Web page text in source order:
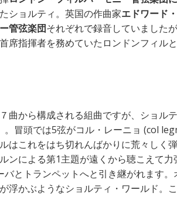
ショルティ。英国の作曲家エドワード
管弦楽団それぞれで録音していました
席指揮者を務めていたロンドンフィルと
曲から構成される組曲ですが、ショル
。冒頭では5弦がコル・レーニョ (col
はこれをはち切れんばかりに荒々しく
ンによる第1主題が遠くから聴こえて
とトランペットへと引き継がれます。
浮かぶようなショルティ・ワールド。